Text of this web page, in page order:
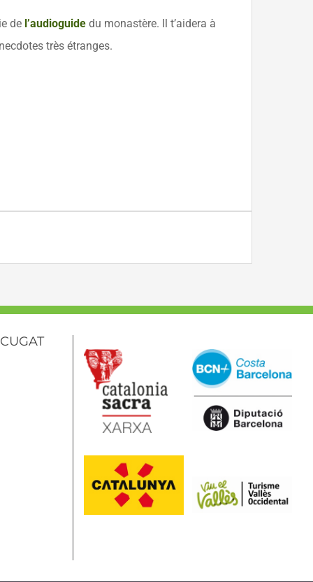
de l’audioguide du monastère. Il t’aidera à
très étranges.